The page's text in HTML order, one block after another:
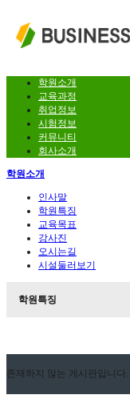
학원소개
교육과정
취업정보
시험정보
커뮤니티
회사소개
학원소개
인사말
학원특징
교육목표
강사진
오시는길
시설둘러보기
학원특징
존재하지 않는 게시판입니다.